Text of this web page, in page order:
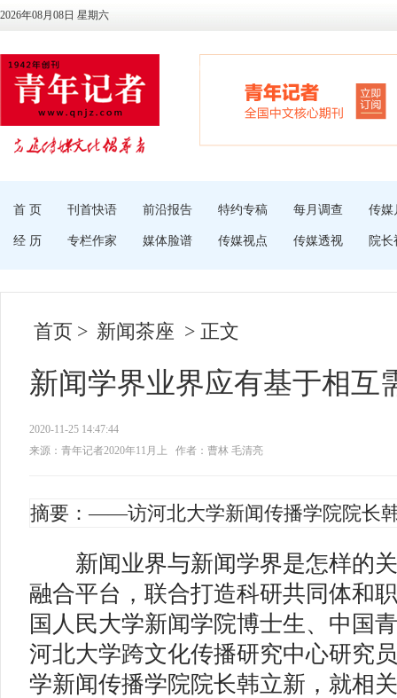
2026年08月08日 星期六
首 页 刊首快语 前沿报告 特约专稿 每月调查 传媒
经 历 专栏作家 媒体脸谱 传媒视点 传媒透视 院长
首页 > 新闻茶座 > 正文
新闻学界业界应有基于相互
2020-11-25 14:47:44
来源：青年记者2020年11月上
作者：曹林 毛清亮
摘要：——访河北大学新闻传播学院院长
新闻业界与新闻学界是怎样的
融合平台，联合打造科研共同体和
国人民大学新闻学院博士生、中国
河北大学跨文化传播研究中心研究
学新闻传播学院院长韩立新，就相